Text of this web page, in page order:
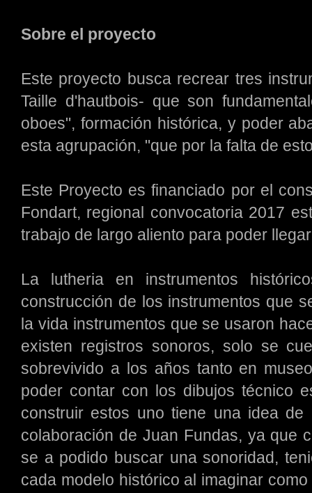
Sobre el proyecto
Este proyecto busca recrear tres
Taille d'hautbois- que son
oboes", formación histórica, y poder
esta agrupación, "que por la falta de
Este Proyecto es financiado por el
Fondart, regional convocatoria 2017
trabajo de largo aliento para poder
La lutheria en instrumentos
construcción de los instrumentos que
la vida instrumentos que se usaron
existen registros sonoros, solo se
sobrevivido a los años tanto en
poder contar con los dibujos técnico
construir estos uno tiene una idea
colaboración de Juan Fundas, ya que
se a podido buscar una sonoridad,
cada modelo histórico al imaginar